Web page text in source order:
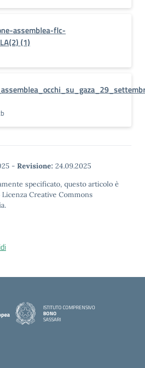
assemblea-flc-
(1)
- Revisione: 24.09.2025
specificato, questo articolo è
Creative Commons
ISTITUTO COMPRENSIVO
BONO
SASSARI